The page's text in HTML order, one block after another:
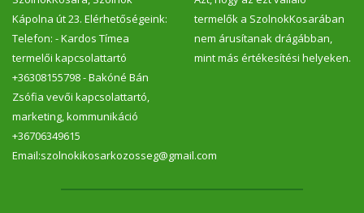
Kápolna út 23. Elérhetőségeink:
Telefon: - Kardos Tímea
termelői kapcsolattartó
+36308155798 - Bakóné Bán
Zsófia vevői kapcsolattartó,
marketing, kommunikáció
+36706349615
Email:szolnokikosarkozosseg@gmail.com
termelők a SzolnokKosarában
nem árusítanak drágábban,
mint más értékesítési helyeken.